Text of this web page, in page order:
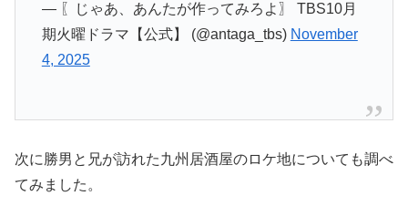
— 〖じゃあ、あんたが作ってみろよ〗 TBS10月
期火曜ドラマ【公式】 (@antaga_tbs) November
4, 2025
次に勝男と兄が訪れた九州居酒屋のロケ地についても調べ
てみました。